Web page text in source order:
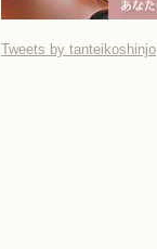
Tweets by tanteikoshinjo